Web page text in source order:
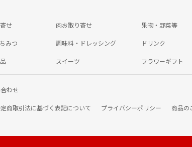
せ 肉お取り寄せ 果物・野菜等
みつ 調味料・ドレッシング ドリンク
スイーツ フラワーギフト
わせ
商取引法に基づく表記について プライバシーポリシー 商品の